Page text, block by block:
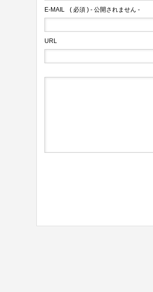
E-MAIL ( 必須 ) - 公開されません -
URL